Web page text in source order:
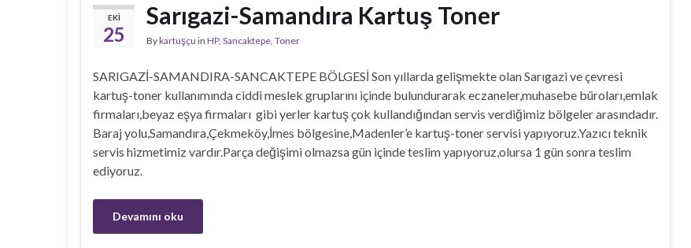
EKI
25
Sarıgazi-Samandıra Kartuş Toner
Bykartuşçu in HP, Sancaktepe, Toner
SARIGAZİ-SAMANDIRA-SANCAKTEPE BÖLGESİ Son yıllarda gelişmekte olan Sarıgazi ve çevresi
kartuş-toner kullanımında ciddi meslek gruplarını içinde bulundurarak eczaneler,muhasebe büroları,emlak
firmaları,beyaz eşya firmaları gibi yerler kartuş çok kullandığından servis verdiğimiz bölgeler arasındadır.
Baraj yolu,Samandıra,Çekmeköy,İmes bölgesine,Madenler’e kartuş-toner servisi yapıyoruz.Yazıcı teknik
servis hizmetimiz vardır.Parça değişimi olmazsa gün içinde teslim yapıyoruz,olursa 1 gün sonra teslim
ediyoruz.
Devamını oku